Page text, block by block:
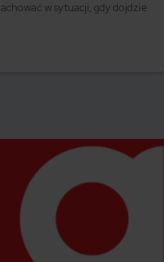
w sytuacji, gdy dojdzie